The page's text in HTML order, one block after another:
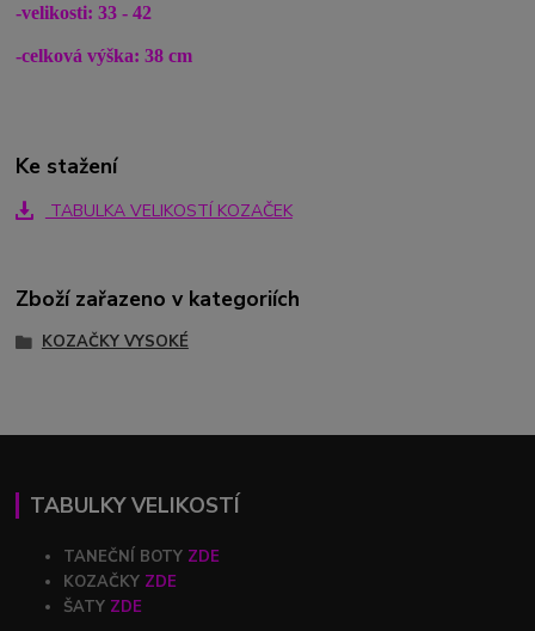
-velikosti: 33 - 42
-celková výška: 38 cm
Ke stažení
TABULKA VELIKOSTÍ KOZAČEK
Zboží zařazeno v kategoriích
KOZAČKY VYSOKÉ
TABULKY VELIKOSTÍ
TANEČNÍ BOTY ZDE
KOZAČKY ZDE
ŠATY ZDE